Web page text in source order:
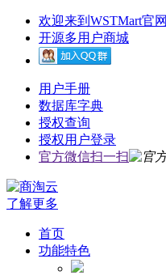
欢迎来到WSTMart官网
开源多用户商城
用户手册
数据库字典
授权查询
授权用户登录
官方微信扫一扫
了解更多
首页
功能特色